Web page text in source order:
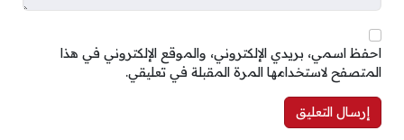
احفظ اسمي، بريدي الإلكتروني، والموقع الإلكتروني في هذا
المتصفح لاستخدامها المرة المقبلة في تعليقي.